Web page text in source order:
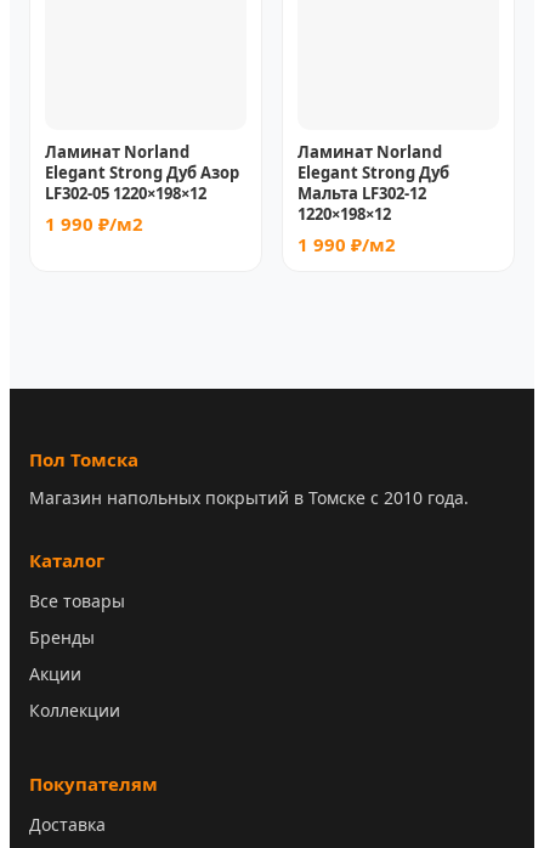
Ламинат Norland
Elegant Strong Дуб Азор
LF302-05 1220×198×12
1 990 ₽/м2
Ламинат Norland
Elegant Strong Дуб
Мальта LF302-12
1220×198×12
1 990 ₽/м2
Пол Томска
Магазин напольных покрытий в Томске с 2010 года.
Каталог
Все товары
Бренды
Акции
Коллекции
Покупателям
Доставка